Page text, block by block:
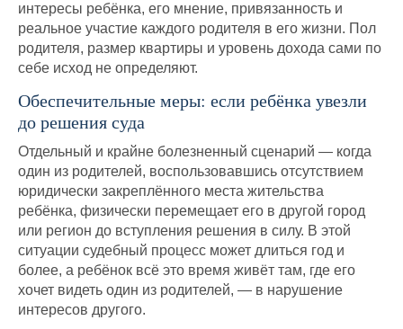
интересы ребёнка, его мнение, привязанность и
реальное участие каждого родителя в его жизни. Пол
родителя, размер квартиры и уровень дохода сами по
себе исход не определяют.
Обеспечительные меры: если ребёнка увезли
до решения суда
Отдельный и крайне болезненный сценарий — когда
один из родителей, воспользовавшись отсутствием
юридически закреплённого места жительства
ребёнка, физически перемещает его в другой город
или регион до вступления решения в силу. В этой
ситуации судебный процесс может длиться год и
более, а ребёнок всё это время живёт там, где его
хочет видеть один из родителей, — в нарушение
интересов другого.